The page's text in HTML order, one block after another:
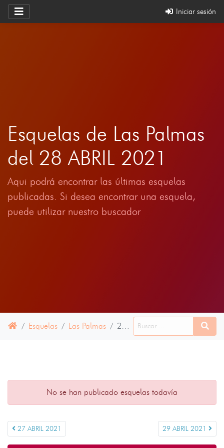
Iniciar sesión
Esquelas de Las Palmas
del 28 ABRIL 2021
Aqui podrá encontrar las últimas esquelas
publicadas. Si desea encontrar una esquela,
puede utilizar nuestro buscador
Esquelas Las Palmas 28 ABRIL 2021
No se han publicado esquelas todavía
27 ABRIL 2021 29 ABRIL 2021